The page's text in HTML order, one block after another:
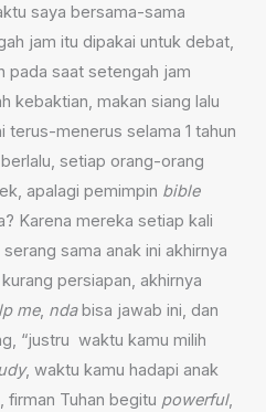
saya bersama-sama
jam itu dipakai untuk debat,
pada saat setengah jam
kebaktian, makan siang lalu
terus-menerus selama 1 tahun
setiap orang-orang
apalagi pemimpin bible
Karena mereka setiap kali
sama anak ini akhirnya
persiapan, akhirnya
me, ndabisa jawab ini, dan
“justru waktu kamu milih
, waktu kamu hadapi anak
firman Tuhan begitu powerful,